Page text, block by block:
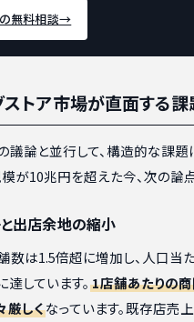
無料相談→
ストア市場が直面する
議論と並行して、構造的な課
が10兆円を超えた今、次の論点
出店余地の縮小
数は1.5倍超に増加し、人口当
しています。 1店舗あたりの
厳しくなっています。既存店売